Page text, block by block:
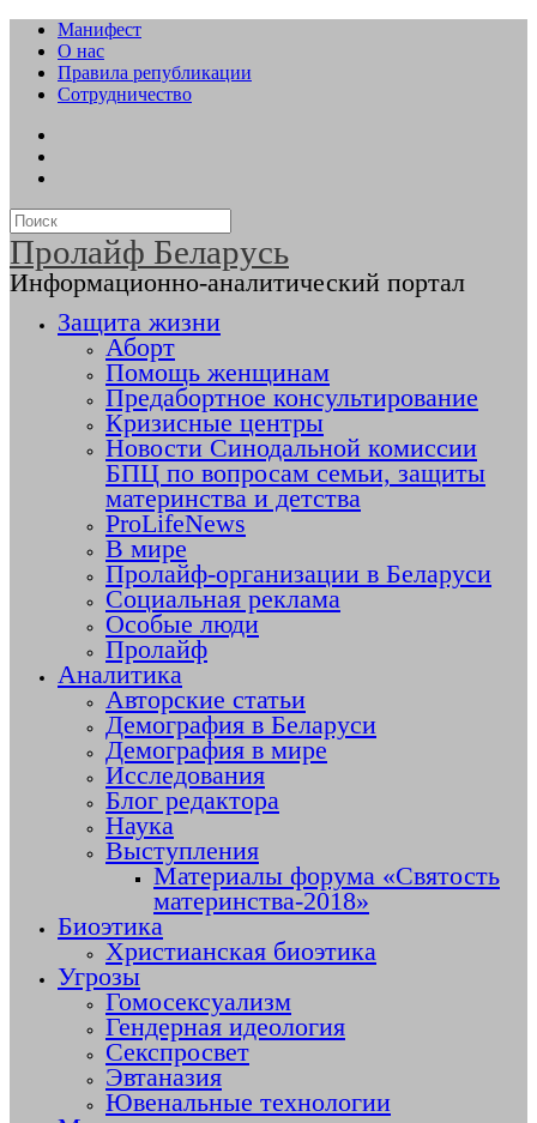
Манифест
О нас
Правила републикации
Сотрудничество
Пролайф Беларусь
Информационно-аналитический портал
Защита жизни
Аборт
Помощь женщинам
Предабортное консультирование
Кризисные центры
Новости Синодальной комиссии
БПЦ по вопросам семьи, защиты
материнства и детства
ProLifeNews
В мире
Пролайф-организации в Беларуси
Социальная реклама
Особые люди
Пролайф
Аналитика
Авторские статьи
Демография в Беларуси
Демография в мире
Исследования
Блог редактора
Наука
Выступления
Материалы форума «Святость
материнства-2018»
Биоэтика
Христианская биоэтика
Угрозы
Гомосексуализм
Гендерная идеология
Секспросвет
Эвтаназия
Ювенальные технологии